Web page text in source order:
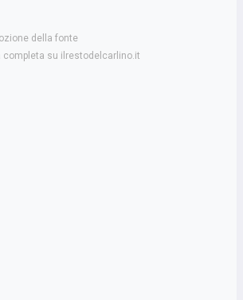
della fonte
su ilrestodelcarlino.it